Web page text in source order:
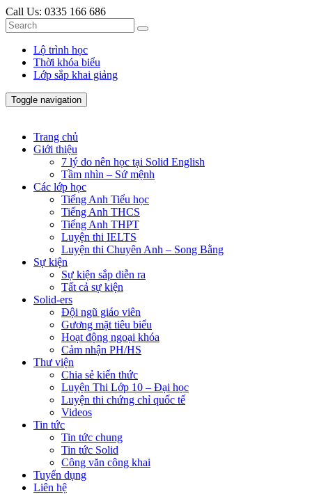
Call Us: 0335 166 686
Lộ trình học
Thời khóa biểu
Lớp sắp khai giảng
Toggle navigation
Trang chủ
Giới thiệu
7 lý do nên học tại Solid English
Tầm nhìn – Sứ mệnh
Các lớp học
Tiếng Anh Tiểu học
Tiếng Anh THCS
Tiếng Anh THPT
Luyện thi IELTS
Luyện thi Chuyên Anh – Song Bằng
Sự kiện
Sự kiện sắp diễn ra
Tất cả sự kiện
Solid-ers
Đội ngũ giáo viên
Gương mặt tiêu biểu
Hoạt động ngoại khóa
Cảm nhận PH/HS
Thư viện
Chia sẻ kiến thức
Luyện Thi Lớp 10 – Đại học
Luyện thi chứng chỉ quốc tế
Videos
Tin tức
Tin tức chung
Tin tức Solid
Công văn công khai
Tuyển dụng
Liên hệ